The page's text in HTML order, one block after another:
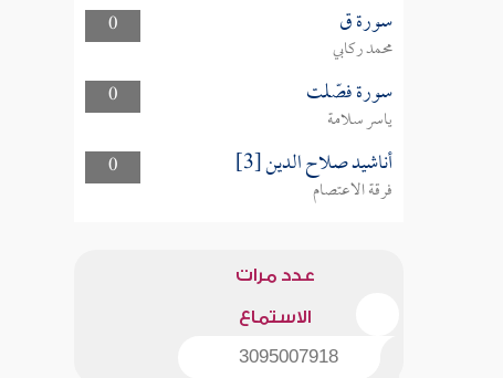
0
سورة ق
محمد ركابي
0
سورة فصّلت
ياسر سلامة
0
أناشيد صلاح الدين [3]
فرقة الاعتصام
عدد مرات
الاستماع
3095007918